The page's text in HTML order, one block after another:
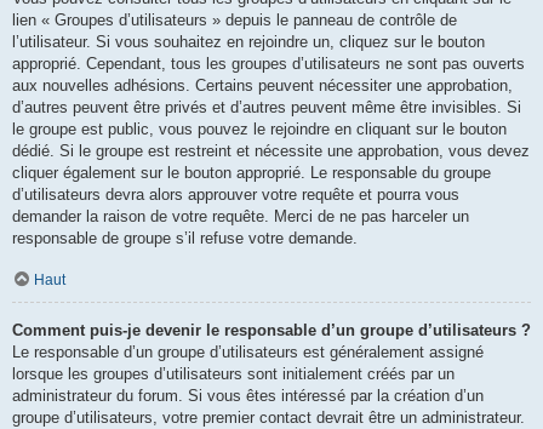
lien « Groupes d’utilisateurs » depuis le panneau de contrôle de
l’utilisateur. Si vous souhaitez en rejoindre un, cliquez sur le bouton
approprié. Cependant, tous les groupes d’utilisateurs ne sont pas ouverts
aux nouvelles adhésions. Certains peuvent nécessiter une approbation,
d’autres peuvent être privés et d’autres peuvent même être invisibles. Si
le groupe est public, vous pouvez le rejoindre en cliquant sur le bouton
dédié. Si le groupe est restreint et nécessite une approbation, vous devez
cliquer également sur le bouton approprié. Le responsable du groupe
d’utilisateurs devra alors approuver votre requête et pourra vous
demander la raison de votre requête. Merci de ne pas harceler un
responsable de groupe s’il refuse votre demande.
Haut
Comment puis-je devenir le responsable d’un groupe d’utilisateurs ?
Le responsable d’un groupe d’utilisateurs est généralement assigné
lorsque les groupes d’utilisateurs sont initialement créés par un
administrateur du forum. Si vous êtes intéressé par la création d’un
groupe d’utilisateurs, votre premier contact devrait être un administrateur.